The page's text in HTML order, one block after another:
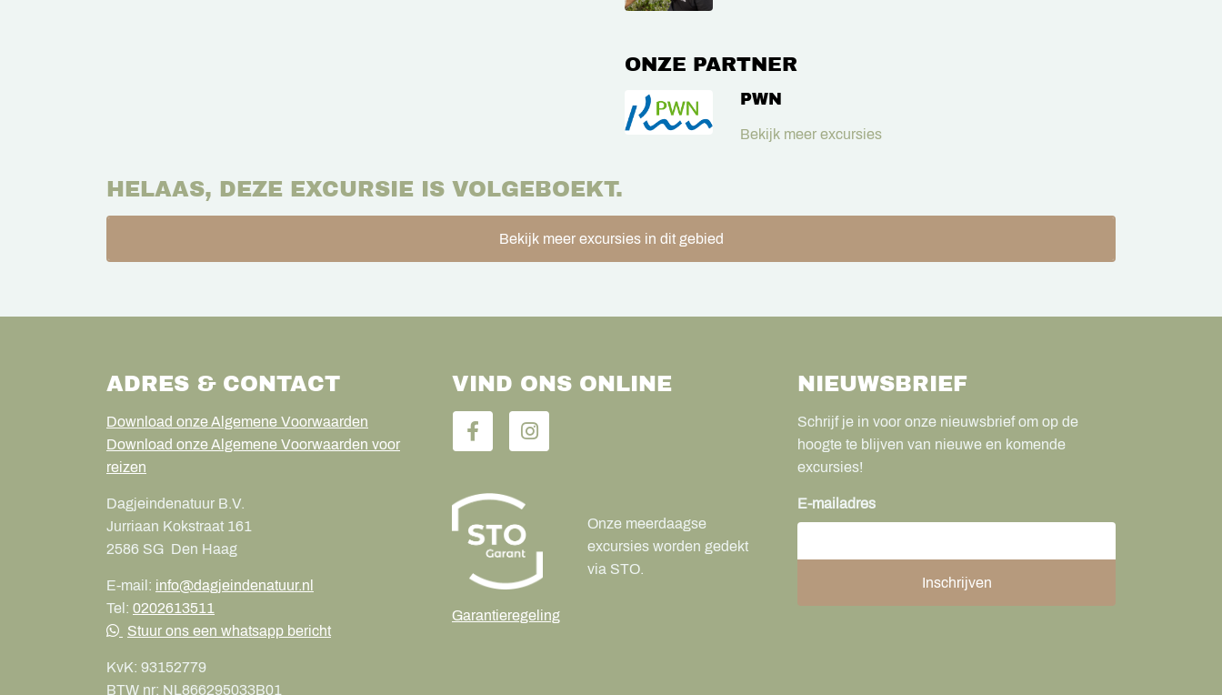
ONZE PARTNER
PWN
Bekijk meer excursies
HELAAS, DEZE EXCURSIE IS VOLGEBOEKT.
Bekijk meer excursies in dit gebied
ADRES & CONTACT
Download onze Algemene Voorwaarden
Download onze Algemene Voorwaarden voor
reizen
Dagjeindenatuur B.V.
Jurriaan Kokstraat 161
2586 SG Den Haag
E-mail: info@dagjeindenatuur.nl
Tel: 0202613511
Stuur ons een whatsapp bericht
KvK: 93152779
BTW nr: NL866295033B01
VIND ONS ONLINE
Garantieregeling
Onze meerdaagse
excursies worden gedekt
via STO.
NIEUWSBRIEF
Schrijf je in voor onze nieuwsbrief om op de
hoogte te blijven van nieuwe en komende
excursies!
E-mailadres